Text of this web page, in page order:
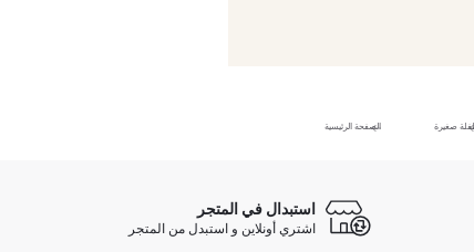
الصفحة الرئيسية صغيرة
استبدال في المتجر
اشتري أونلاين و استبدل من المتجر